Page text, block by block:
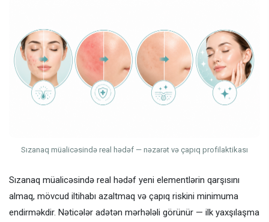
Sızanaq müalicəsində real hədəf — nəzarət və çapıq profilaktikası
Sızanaq müalicəsində real hədəf yeni elementlərin qarşısını
almaq, mövcud iltihabı azaltmaq və çapıq riskini minimuma
endirməkdir. Nəticələr adətən mərhələli görünür — ilk yaxşılaşma